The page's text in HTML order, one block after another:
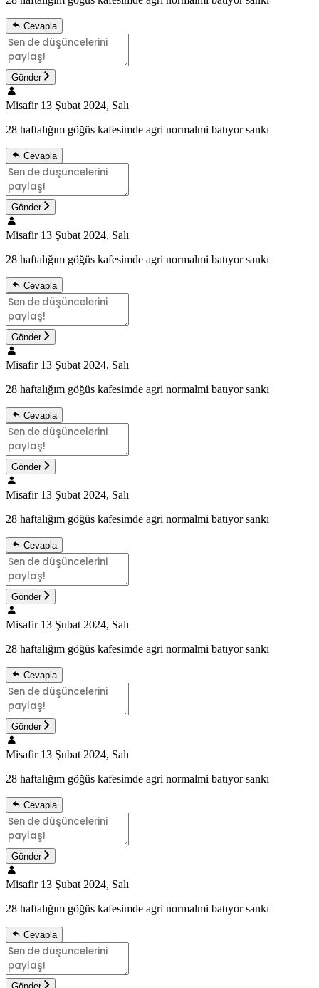
Cevapla
Gönder
Misafir 13 Şubat 2024, Salı
28 haftalığım göğüs kafesimde agri normalmi batıyor sankı
Cevapla
Gönder
Misafir 13 Şubat 2024, Salı
28 haftalığım göğüs kafesimde agri normalmi batıyor sankı
Cevapla
Gönder
Misafir 13 Şubat 2024, Salı
28 haftalığım göğüs kafesimde agri normalmi batıyor sankı
Cevapla
Gönder
Misafir 13 Şubat 2024, Salı
28 haftalığım göğüs kafesimde agri normalmi batıyor sankı
Cevapla
Gönder
Misafir 13 Şubat 2024, Salı
28 haftalığım göğüs kafesimde agri normalmi batıyor sankı
Cevapla
Gönder
Misafir 13 Şubat 2024, Salı
28 haftalığım göğüs kafesimde agri normalmi batıyor sankı
Cevapla
Gönder
Misafir 13 Şubat 2024, Salı
28 haftalığım göğüs kafesimde agri normalmi batıyor sankı
Cevapla